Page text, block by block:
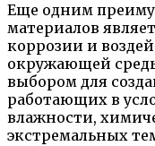
Еще одним
материалов
коррозии и
окружающей
выбором для
работающих в
влажности,
экстремальных